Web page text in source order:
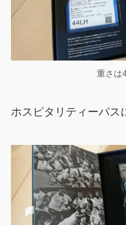
重さは
ホスピタリティーパス